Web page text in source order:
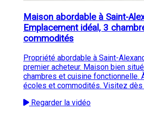
Maison abordable à Saint-
Emplacement idéal, 3
commodités
Propriété abordable à Saint-
premier acheteur. Maison bien
chambres et cuisine fonctionnelle.
écoles et commodités. Visitez dès
Regarder la vidéo